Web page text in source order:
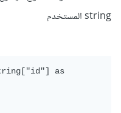
string المستخدم